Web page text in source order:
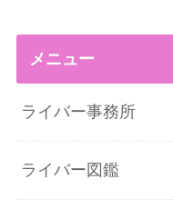
メニュー
ライバー事務所
ライバー図鑑